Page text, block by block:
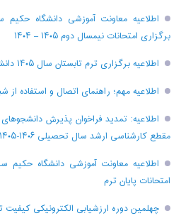
اطلاعیه معاونت آموزشی دانشگاه
برگزاری امتحانات نیمسال دوم ۱۴۰۵ – ۱۴۰۴
اطلاعیه برگزاری ترم تابستان سال ۱۴۰۵ دانشگاه حکیم سبزواری
اطلاعیه مهم؛ راهنمای اتصال و استفاده از
اطلاعیه: تمدید فراخوان پذیرش
مقطع کارشناسی ارشد سال تحصیلی ۱۴۰۶-۱۴۰۵
اطلاعیه معاونت آموزشی دانشگاه
امتحانات پایان ترم
چهلمین دوره ارزشیابی الکترونیکی